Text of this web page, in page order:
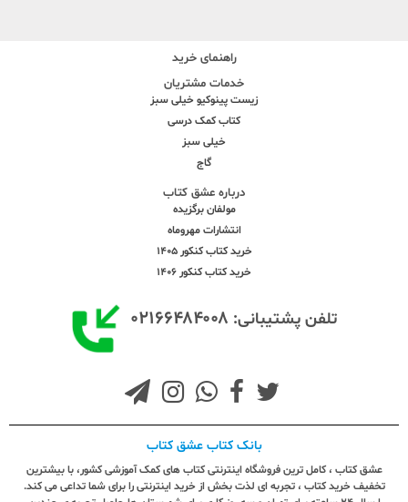
راهنمای خرید
خدمات مشتریان
زیست پینوکیو خیلی سبز
کتاب کمک درسی
خیلی سبز
گاج
درباره عشق کتاب
مولفان برگزیده
انتشارات مهروماه
خرید کتاب کنکور 1405
خرید کتاب کنکور 1406
تلفن پشتیبانی: ۰۲۱۶۶۴۸۴۰۰۸
بانک کتاب عشق کتاب
عشق کتاب ، کامل ترین فروشگاه اینترنتی کتاب های کمک آموزشی کشور، با بیشترین
تخفیف خرید کتاب ، تجربه ای لذت بخش از خرید اینترنتی را برای شما تداعی می کند.